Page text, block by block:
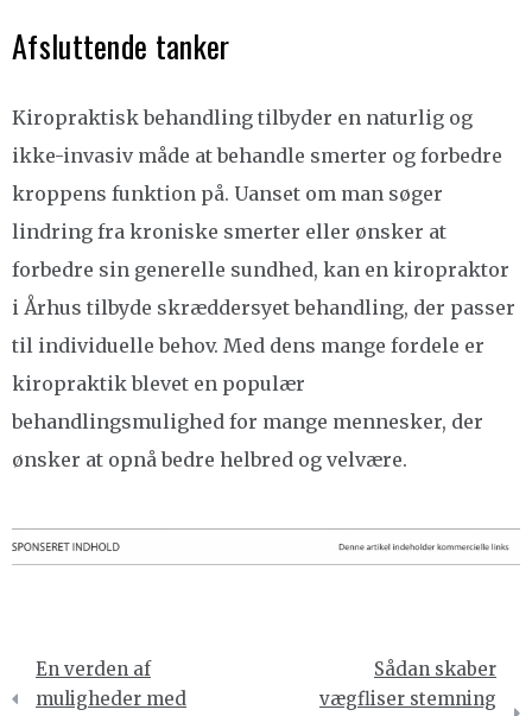
Afsluttende tanker
Kiropraktisk behandling tilbyder en naturlig og
ikke-invasiv måde at behandle smerter og forbedre
kroppens funktion på. Uanset om man søger
lindring fra kroniske smerter eller ønsker at
forbedre sin generelle sundhed, kan en kiropraktor
i Århus tilbyde skræddersyet behandling, der passer
til individuelle behov. Med dens mange fordele er
kiropraktik blevet en populær
behandlingsmulighed for mange mennesker, der
ønsker at opnå bedre helbred og velvære.
Indlægsnavigation
En verden af
muligheder med
Sådan skaber
vægfliser stemning